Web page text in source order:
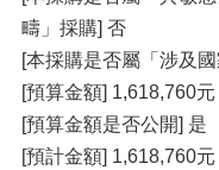
疇」採購] 否
[本採購是否屬「涉及
[預算金額] 1,618,760元
[預算金額是否公開] 是
[預計金額] 1,618,760元